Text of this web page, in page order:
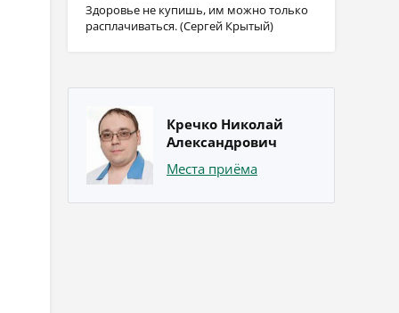
Здоровье не купишь, им можно только
расплачиваться. (Сергей Крытый)
Кречко Николай
Александрович
Места приёма